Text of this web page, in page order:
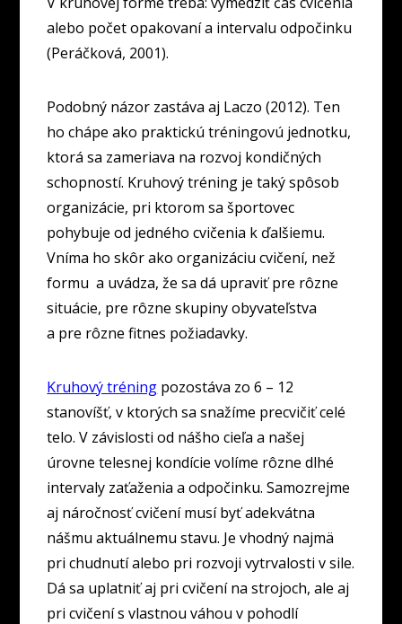
alebo počet opakovaní a intervalu odpočinku
(Peráčková, 2001).
Podobný názor zastáva aj Laczo (2012). Ten
ho chápe ako praktickú tréningovú jednotku,
ktorá sa zameriava na rozvoj kondičných
schopností. Kruhový tréning je taký spôsob
organizácie, pri ktorom sa športovec
pohybuje od jedného cvičenia k ďalšiemu.
Vníma ho skôr ako organizáciu cvičení, než
formu a uvádza, že sa dá upraviť pre rôzne
situácie, pre rôzne skupiny obyvateľstva
a pre rôzne fitnes požiadavky.
Kruhový tréning pozostáva zo 6 – 12
stanovíšť, v ktorých sa snažíme precvičiť celé
telo. V závislosti od nášho cieľa a našej
úrovne telesnej kondície volíme rôzne dlhé
intervaly zaťaženia a odpočinku. Samozrejme
aj náročnosť cvičení musí byť adekvátna
nášmu aktuálnemu stavu. Je vhodný najmä
pri chudnutí alebo pri rozvoji vytrvalosti v sile.
Dá sa uplatniť aj pri cvičení na strojoch, ale aj
pri cvičení s vlastnou váhou v pohodlí